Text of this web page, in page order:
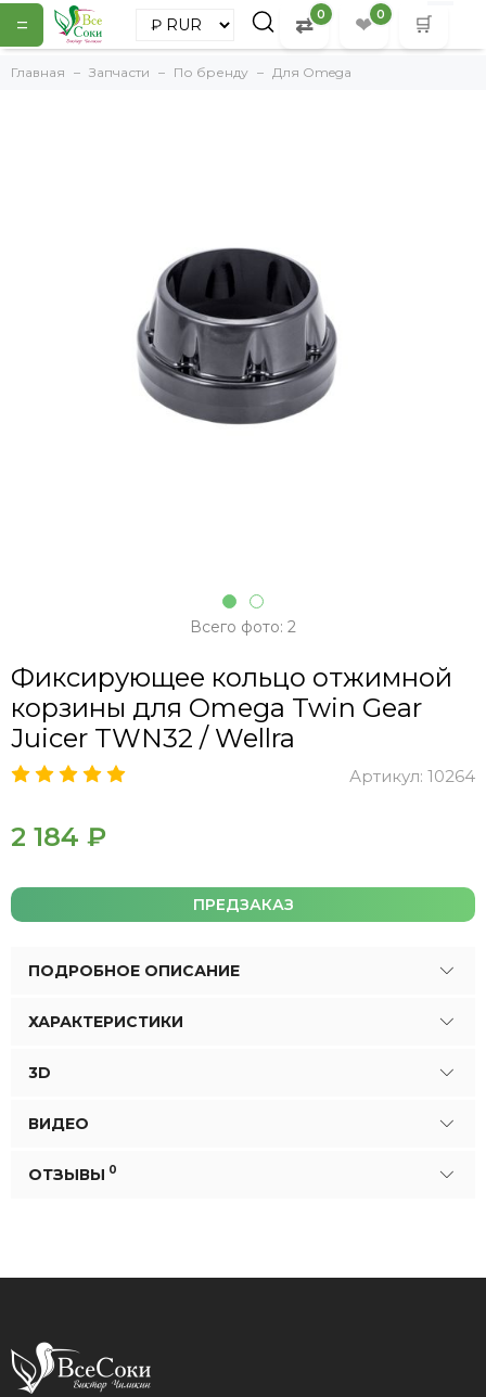
= ⇄ 0 ❤ 0 🛒
Главная Запчасти По бренду Для Omega
Всего фото: 2
Фиксирующее кольцо отжимной
корзины для Omega Twin Gear
Juicer TWN32 / Wellra
Артикул: 10264
2 184 ₽
ПРЕДЗАКАЗ
ПОДРОБНОЕ ОПИСАНИЕ
ХАРАКТЕРИСТИКИ
3D
ВИДЕО
ОТЗЫВЫ 0